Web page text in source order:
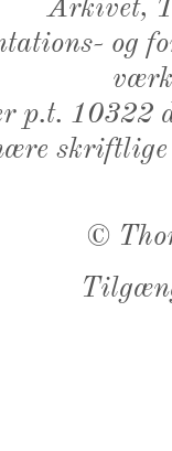
Arkivet,
og
p.t. 10322
©